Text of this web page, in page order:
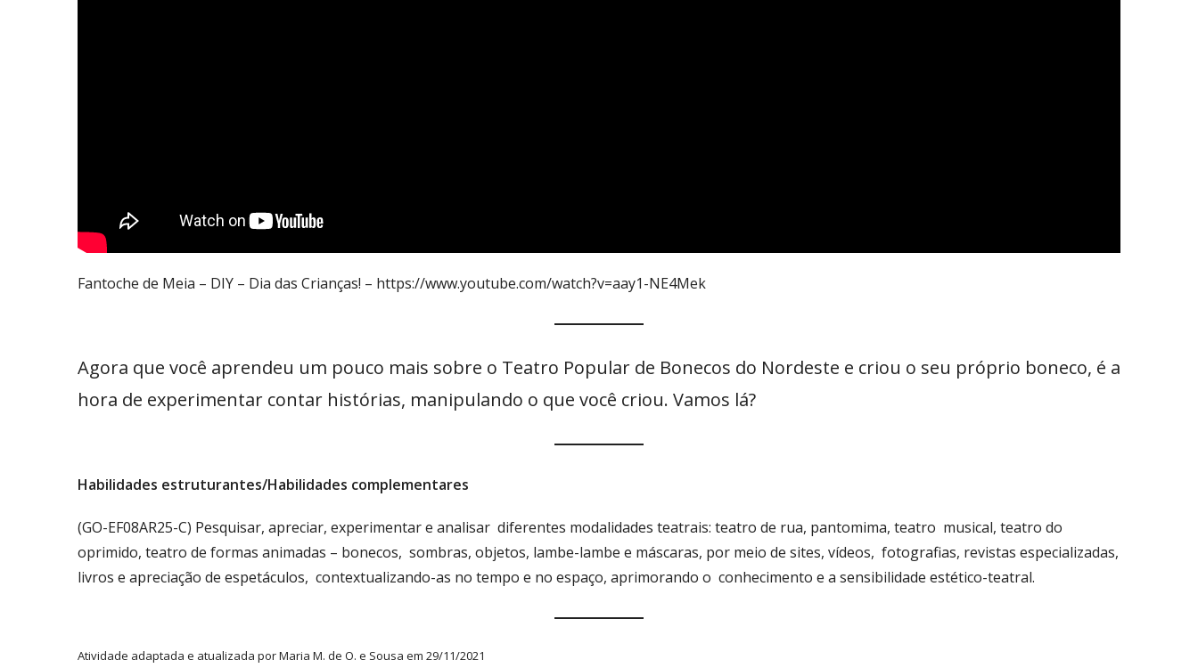
Fantoche de Meia – DIY – Dia das Crianças! – https://www.youtube.com/watch?v=aay1-NE4Mek
Agora que você aprendeu um pouco mais sobre o Teatro Popular de Bonecos do Nordeste e criou o seu próprio boneco, é a
hora de experimentar contar histórias, manipulando o que você criou. Vamos lá?
Habilidades estruturantes/Habilidades complementares
(GO-EF08AR25-C) Pesquisar, apreciar, experimentar e analisar diferentes modalidades teatrais: teatro de rua, pantomima, teatro musical, teatro do
oprimido, teatro de formas animadas – bonecos, sombras, objetos, lambe-lambe e máscaras, por meio de sites, vídeos, fotografias, revistas especializadas,
livros e apreciação de espetáculos, contextualizando-as no tempo e no espaço, aprimorando o conhecimento e a sensibilidade estético-teatral.
Atividade adaptada e atualizada por Maria M. de O. e Sousa em 29/11/2021